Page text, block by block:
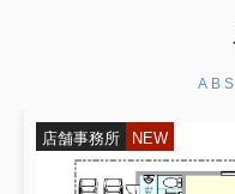
店舗事務所 NEW